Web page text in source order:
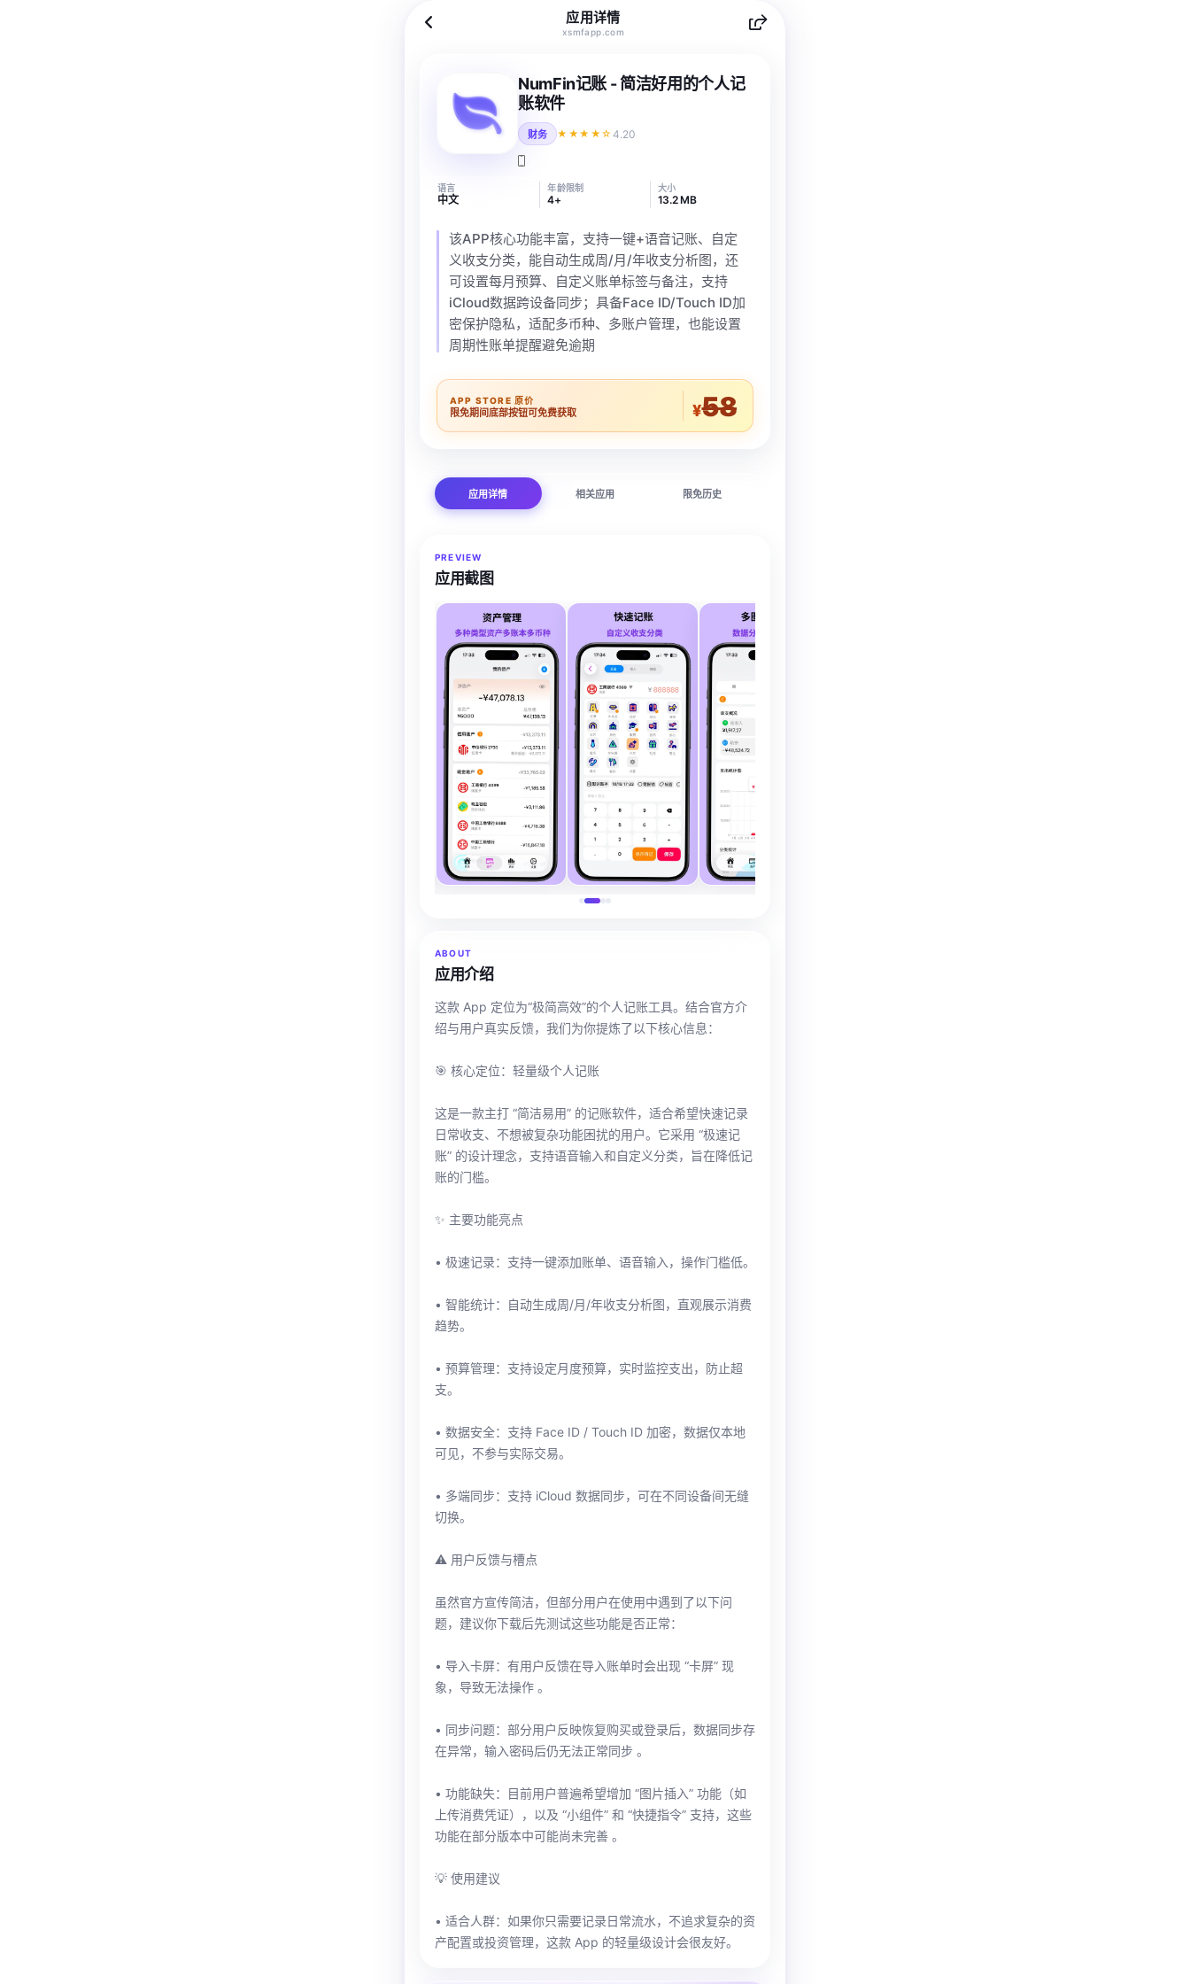
应用详情
xsmfapp.com
NumFin记账 - 简洁好用的个人记
账软件
财务 ★★★★☆ 4.20
语言
中文
年龄限制
4+
大小
13.2 MB
该APP核心功能丰富，支持一键+语音记账、自定
义收支分类，能自动生成周/月/年收支分析图，还
可设置每月预算、自定义账单标签与备注，支持
iCloud数据跨设备同步；具备Face ID/Touch ID加
密保护隐私，适配多币种、多账户管理，也能设置
周期性账单提醒避免逾期
APP STORE 原价
限免期间底部按钮可免费获取 ¥58
应用详情 相关应用 限免历史
PREVIEW
应用截图
ABOUT
应用介绍
这款 App 定位为“极简高效”的个人记账工具。结合官方介
绍与用户真实反馈，我们为你提炼了以下核心信息：
🎯 核心定位：轻量级个人记账
这是一款主打 “简洁易用” 的记账软件，适合希望快速记录
日常收支、不想被复杂功能困扰的用户。它采用 “极速记
账” 的设计理念，支持语音输入和自定义分类，旨在降低记
账的门槛。
✨ 主要功能亮点
• 极速记录：支持一键添加账单、语音输入，操作门槛低。
• 智能统计：自动生成周/月/年收支分析图，直观展示消费
趋势。
• 预算管理：支持设定月度预算，实时监控支出，防止超
支。
• 数据安全：支持 Face ID / Touch ID 加密，数据仅本地
可见，不参与实际交易。
• 多端同步：支持 iCloud 数据同步，可在不同设备间无缝
切换。
⚠️ 用户反馈与槽点
虽然官方宣传简洁，但部分用户在使用中遇到了以下问
题，建议你下载后先测试这些功能是否正常：
• 导入卡屏：有用户反馈在导入账单时会出现 “卡屏” 现
象，导致无法操作 。
• 同步问题：部分用户反映恢复购买或登录后，数据同步存
在异常，输入密码后仍无法正常同步 。
• 功能缺失：目前用户普遍希望增加 “图片插入” 功能（如
上传消费凭证），以及 “小组件” 和 “快捷指令” 支持，这些
功能在部分版本中可能尚未完善 。
💡 使用建议
• 适合人群：如果你只需要记录日常流水，不追求复杂的资
产配置或投资管理，这款 App 的轻量级设计会很友好。